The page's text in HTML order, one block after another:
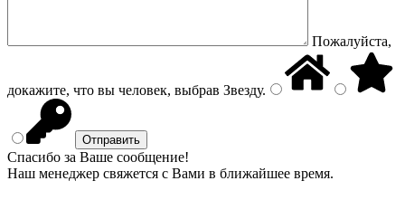
Пожалуйста,
докажите, что вы человек, выбрав Звезду.
Спасибо за Ваше сообщение!
Наш менеджер свяжется с Вами в ближайшее время.